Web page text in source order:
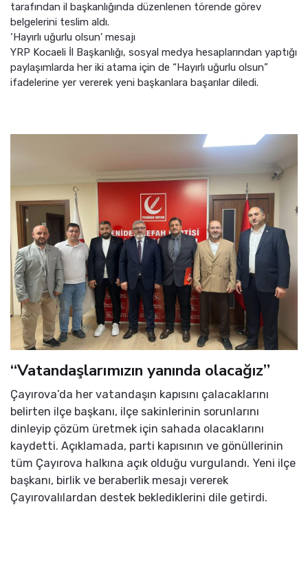
tarafından il başkanlığında düzenlenen törende görev
belgelerini teslim aldı.
‘Hayırlı uğurlu olsun’ mesajı
YRP Kocaeli İl Başkanlığı, sosyal medya hesaplarından yaptığı
paylaşımlarda her iki atama için de “Hayırlı uğurlu olsun”
ifadelerine yer vererek yeni başkanlara başarılar diledi.
“Vatandaşlarımızın yanında olacağız”
Çayırova’da her vatandaşın kapısını çalacaklarını
belirten ilçe başkanı, ilçe sakinlerinin sorunlarını
dinleyip çözüm üretmek için sahada olacaklarını
kaydetti. Açıklamada, parti kapısının ve gönüllerinin
tüm Çayırova halkına açık olduğu vurgulandı. Yeni ilçe
başkanı, birlik ve beraberlik mesajı vererek
Çayırovalılardan destek beklediklerini dile getirdi.